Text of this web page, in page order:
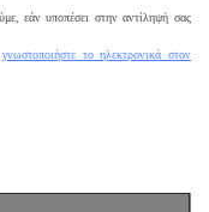
εάν υποπέσει στην αντίληψή σας
γνωστοποιήστε το ηλεκτρονικά στον